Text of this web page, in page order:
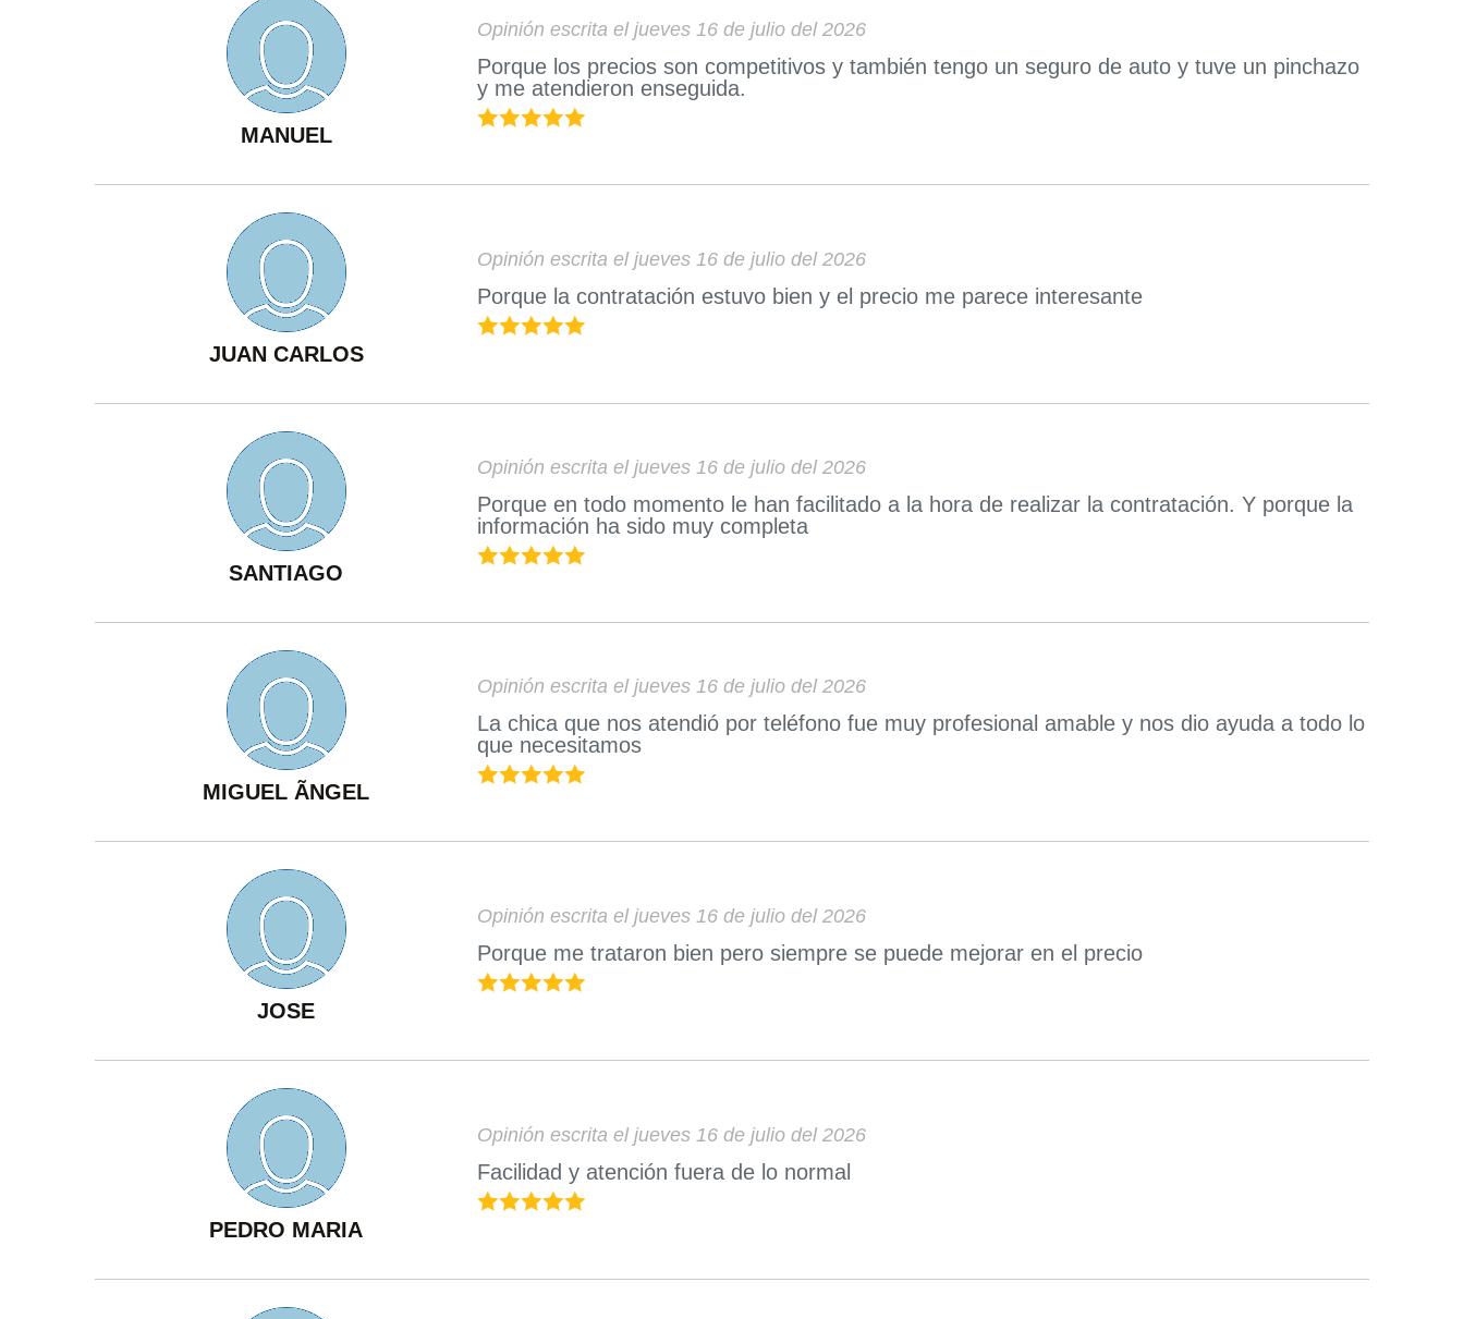
MANUEL
Opinión escrita el jueves 16 de julio del 2026
Porque los precios son competitivos y también tengo un seguro de auto y tuve un pinchazo
y me atendieron enseguida.
JUAN CARLOS
Opinión escrita el jueves 16 de julio del 2026
Porque la contratación estuvo bien y el precio me parece interesante
SANTIAGO
Opinión escrita el jueves 16 de julio del 2026
Porque en todo momento le han facilitado a la hora de realizar la contratación. Y porque la
información ha sido muy completa
MIGUEL ÃNGEL
Opinión escrita el jueves 16 de julio del 2026
La chica que nos atendió por teléfono fue muy profesional amable y nos dio ayuda a todo lo
que necesitamos
JOSE
Opinión escrita el jueves 16 de julio del 2026
Porque me trataron bien pero siempre se puede mejorar en el precio
PEDRO MARIA
Opinión escrita el jueves 16 de julio del 2026
Facilidad y atención fuera de lo normal